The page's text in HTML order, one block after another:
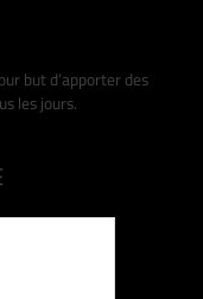
but d’apporter des
les jours.